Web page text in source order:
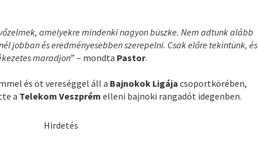
amelyekre mindenki nagyon büszke. Nem adtunk alább
jobban és eredményesebben szerepelni. Csak előre tekintünk, és
maradjon” – mondta Pastor.
és öt vereséggel áll a Bajnokok Ligája csoportkörében,
a Telekom Veszprém elleni bajnoki rangadót idegenben.
Hirdetés